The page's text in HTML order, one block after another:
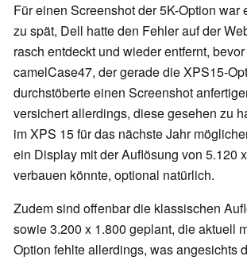
Für einen Screenshot der 5K-Option war
zu spät, Dell hatte den Fehler auf der
rasch entdeckt und wieder entfernt,
camelCase47, der gerade die XPS15-
durchstöberte einen Screenshot
versichert allerdings, diese gesehen zu
im XPS 15 für das nächste Jahr
ein Display mit der Auflösung von 5.120
verbauen könnte, optional natürlich.
Zudem sind offenbar die klassischen
sowie 3.200 x 1.800 geplant, die aktuell
Option fehlte allerdings, was angesichts